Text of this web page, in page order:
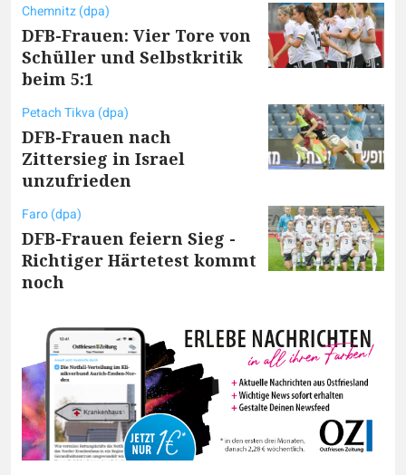
Chemnitz (dpa)
DFB-Frauen: Vier Tore von
Schüller und Selbstkritik
beim 5:1
Petach Tikva (dpa)
DFB-Frauen nach
Zittersieg in Israel
unzufrieden
Faro (dpa)
DFB-Frauen feiern Sieg -
Richtiger Härtetest kommt
noch